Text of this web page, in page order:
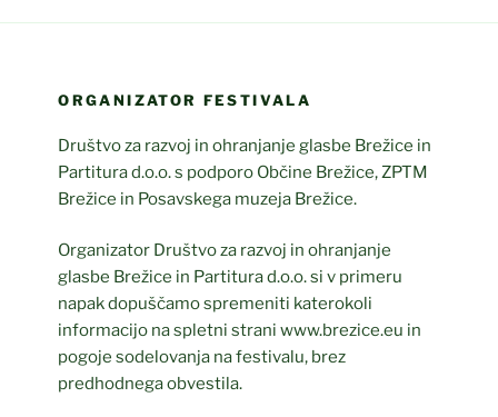
ORGANIZATOR FESTIVALA
Društvo za razvoj in ohranjanje glasbe Brežice in
Partitura d.o.o. s podporo Občine Brežice, ZPTM
Brežice in Posavskega muzeja Brežice.
Organizator Društvo za razvoj in ohranjanje
glasbe Brežice in Partitura d.o.o. si v primeru
napak dopuščamo spremeniti katerokoli
informacijo na spletni strani www.brezice.eu in
pogoje sodelovanja na festivalu, brez
predhodnega obvestila.